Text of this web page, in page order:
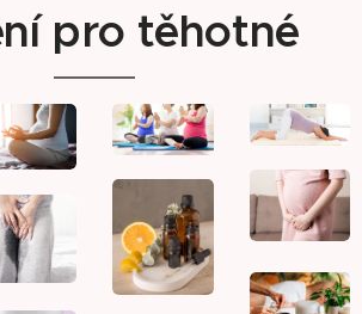
pro těhotné